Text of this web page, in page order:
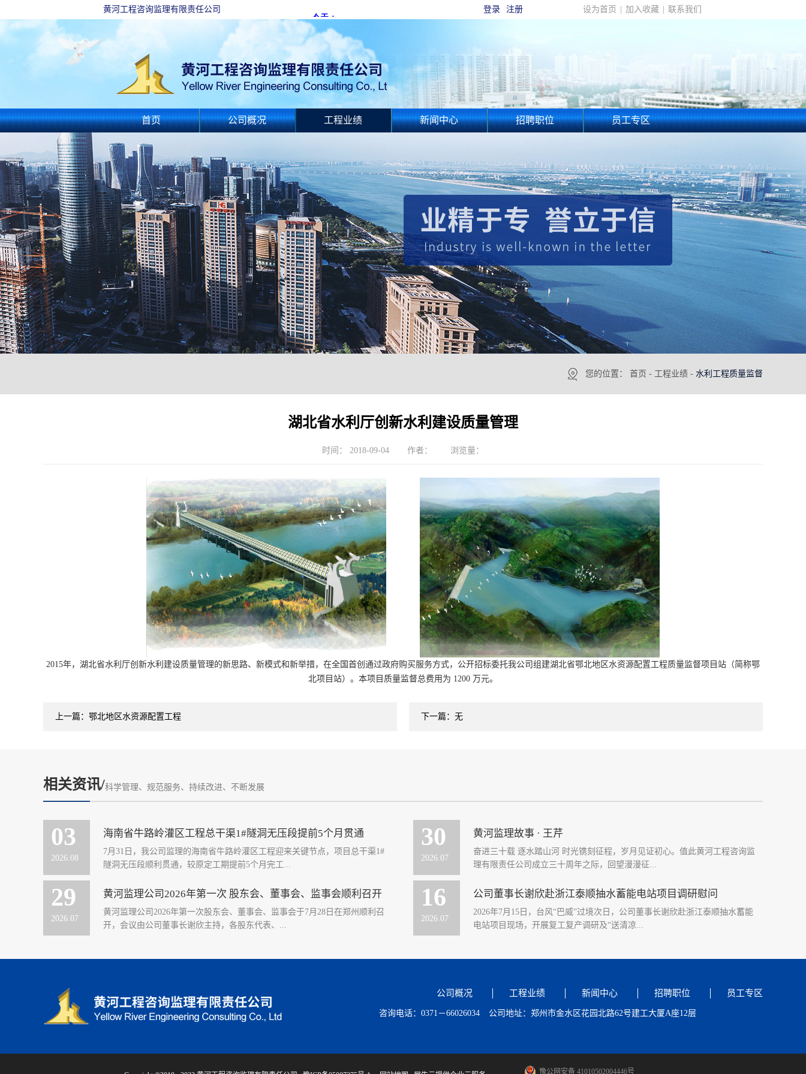
黄河工程咨询监理有限责任公司 设为首页 加入收藏 联系我们
登录 注册
首页 公司概况 工程业绩 新闻中心 招聘职位 员工专区
您的位置： 首页 - 工程业绩 - 水利工程质量监督
湖北省水利厅创新水利建设质量管理
时间： 2018-09-04 作者： 浏览量：
2015年，湖北省水利厅创新水利建设质量管理的新思路、新模式和新举措，在全国首创通过政府购买服务方式，公开招标委托我公司组建湖北省鄂北地区水资源配置工程质量监督项目站（简称鄂
北项目站）。本项目质量监督总费用为 1200 万元。
上一篇： 鄂北地区水资源配置工程 下一篇：无
相关资讯/科学管理、规范服务、持续改进、不断发展
03
2026.08
海南省牛路岭灌区工程总干渠1#隧洞无压段提前5个月贯通
7月31日，我公司监理的海南省牛路岭灌区工程迎来关键节点，项目总干渠1#
隧洞无压段顺利贯通，较原定工期提前5个月完工...
务院部署150项重大水利工程之一，属Ⅱ等大（2）型项目，承担琼海、万宁片
区核心水资源调配任务。总干渠1#隧洞为全线控制性主干隧洞，总长2693米，
30
2026.07
黄河监理故事 · 王芹
奋进三十载 逐水踏山河 时光镌刻征程，岁月见证初心。值此黄河工程咨询监
理有限责任公司成立三十周年之际，回望漫漫征...
层监理新人，到独当一面的项目总监，多年来我步履不停、奔走四方，紧跟公
司发展步伐，踏遍多地工程建设现场。不仅见证了公司从小到大、由专至强的
成长进阶。二...
29
2026.07
黄河监理公司2026年第一次 股东会、董事会、监事会顺利召开
黄河监理公司2026年第一次股东会、董事会、监事会于7月28日在郑州顺利召
开，会议由公司董事长谢欣主持，各股东代表、...
共同努力下，奋力开拓，诚信守约，竭诚服务，全面完成了2025年度各项...
16
2026.07
公司董事长谢欣赴浙江泰顺抽水蓄能电站项目调研慰问
2026年7月15日，台风“巴威”过境次日，公司董事长谢欣赴浙江泰顺抽水蓄能
电站项目现场，开展复工复产调研及“送清凉...
防护情况，并与一线职工面对面交流，关切询问高温作业保障措施，并将防暑
中，谢欣对项目部...
公司概况 工程业绩 新闻中心 招聘职位 员工专区
咨询电话：0371－66026034 公司地址：郑州市金水区花园北路62号建工大厦A座12层
豫公网安备 41010502004446号